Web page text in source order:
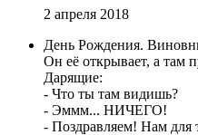
2 апреля 2018
День Рождения.
Он её открывает, а там
Дарящие:
- Что ты там видишь?
- Эммм... НИЧЕГО!
- Поздравляем! Нам